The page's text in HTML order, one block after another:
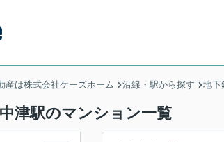
産は株式会社ケーズホーム 沿線・駅から探す 地下
津駅のマンション一覧